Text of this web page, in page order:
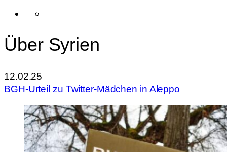
Über Syrien
12.02.25
BGH-Urteil zu Twitter-Mädchen in Aleppo